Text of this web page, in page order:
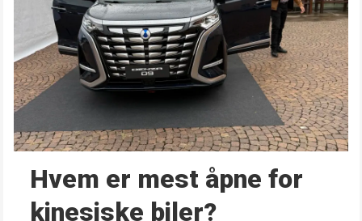
Hvem er mest åpne for
kinesiske biler?